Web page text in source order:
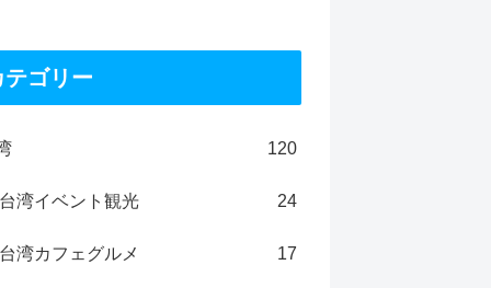
テゴリー
120
湾イベント観光 24
湾カフェグルメ 17